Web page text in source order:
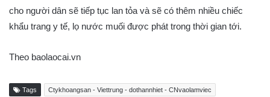
cho người dân sẽ tiếp tục lan tỏa và sẽ có thêm nhiều chiếc
khẩu trang y tế, lọ nước muối được phát trong thời gian tới.
Theo baolaocai.vn
Tags Ctykhoangsan - Viettrung - dothannhiet - CNvaolamviec